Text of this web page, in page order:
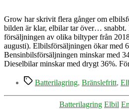
Grow har skrivit flera gånger om
bilden är klar, elbilar tar över… snabbt.
försäljningen av olika biltyper från
augusti). Elbilsförsäljningen ökar med
Bensinbilsförsäljningen minskar med
Dieselbilar minskar med drygt 36%.
Etiketter
Batterilagring, Bränslefritt,
Batterilagring Elbil